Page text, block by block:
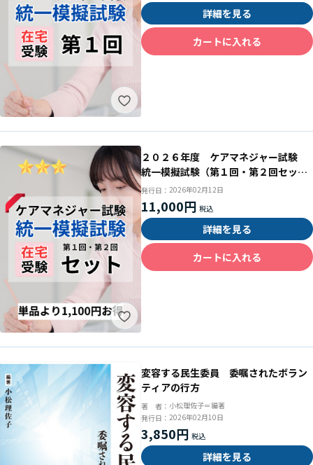
詳細を見る
カートに入れる
２０２６年度 ケアマネジャー試験
統一模擬試験（第１回・第２回セッ
ト）
発行日： 2026年02月12日
11,000円
詳細を見る
カートに入れる
変容する民生委員 委嘱されたボラン
ティアの行方
著 者： 小松理佐子＝編著
発行日： 2026年02月10日
3,850円
詳細を見る